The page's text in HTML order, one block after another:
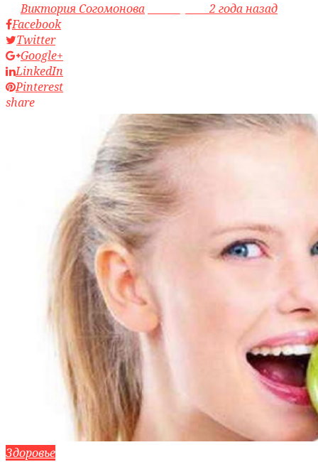
byВиктория Согомонова access_time2 года назад
Facebook
Twitter
Google+
LinkedIn
Pinterest
share
Здоровье